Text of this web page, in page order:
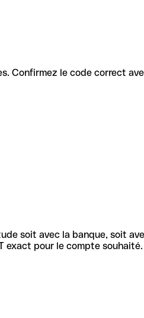
Confirmez le code correct
soit avec la banque, soit
exact pour le compte souhaité.